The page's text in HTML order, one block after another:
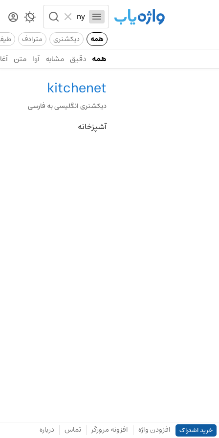
همه دیکشنری مترادف
همه دقیق مشابه آوا متن
kitchenet
دیکشنری انگلیسی به فارسی
آشپزخانه
خرید اشتراک افزودن واژه افزونه مرورگر تماس درباره